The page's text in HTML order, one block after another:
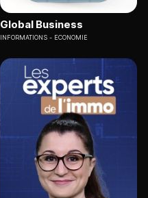
Global Business
INFORMATIONS ECONOMIE